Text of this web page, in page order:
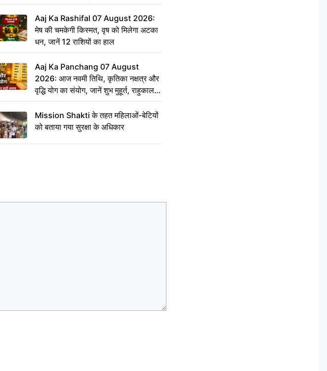
CCTV में कैद
Aaj Ka Rashifal 07 August 2026:
मेष की चमकेगी किस्मत, वृष को मिलेगा अटका
धन, जानें 12 राशियों का हाल
Aaj Ka Panchang 07 August
2026: आज नवमी तिथि, कृतिका नक्षत्र और
वृद्धि योग का संयोग, जानें शुभ मुहूर्त, राहुकाल
का सही समय
Mission Shakti के तहत महिलाओं-बेटियों
को बताया गया सुरक्षा के अधिकार